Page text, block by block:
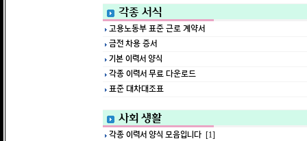
각종 서식
고용노동부 표준 근로 계약서
금전 차용 증서
기본 이력서 양식
각종 이력서 무료 다운로드
표준 대차대조표
사회 생활
각종 이력서 양식 모음입니다 [1]